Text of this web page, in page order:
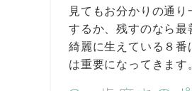
見てもお分かりの通
するか、残すのなら最
綺麗に生えている８番
は重要になってきます